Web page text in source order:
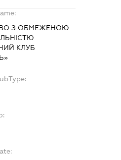
З ОБМЕЖЕНОЮ
КЛУБ